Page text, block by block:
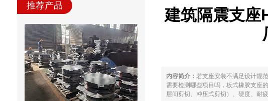
推荐产品
建筑隔震支座
内容简介： 若支座安装不满足设计规
需要检测哪些项目吗，板式橡胶支座
层间剪切、冲压式剪切）、硬度、耐